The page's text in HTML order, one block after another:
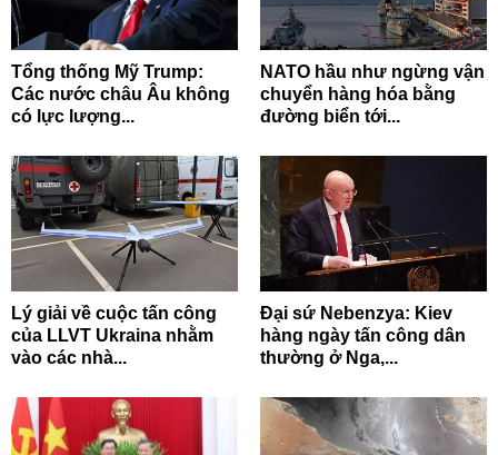
Tổng thống Mỹ Trump:
Các nước châu Âu không
có lực lượng...
NATO hầu như ngừng vận
chuyển hàng hóa bằng
đường biển tới...
Lý giải về cuộc tấn công
của LLVT Ukraina nhằm
vào các nhà...
Đại sứ Nebenzya: Kiev
hàng ngày tấn công dân
thường ở Nga,...